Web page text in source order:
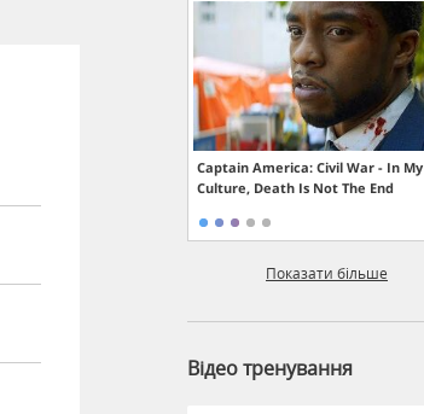
Captain America: Civil War - In My
Culture, Death Is Not The End
Показати більше
Відео тренування